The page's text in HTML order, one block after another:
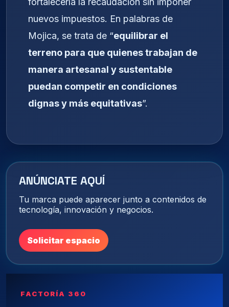
nuevos impuestos. En palabras de
Mojica, se trata de “equilibrar el
terreno para que quienes trabajan de
manera artesanal y sustentable
puedan competir en condiciones
dignas y más equitativas”.
ANÚNCIATE AQUÍ
Tu marca puede aparecer junto a contenidos de
tecnología, innovación y negocios.
Solicitar espacio
FACTORÍA 360